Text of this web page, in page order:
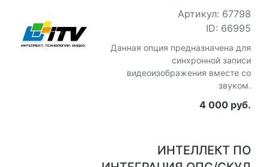
Артикул: 67798
ID: 66995
Данная опция предназначена для
синхронной записи
видеоизображения вместе со
звуком.
4 000 руб.
ИНТЕЛЛЕКТ ПО